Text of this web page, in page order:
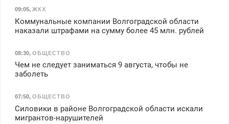
09:05, ЖКХ
Коммунальные компании Волгоградской области
наказали штрафами на сумму более 45 млн. рублей
08:30, ОБЩЕСТВО
Чем не следует заниматься 9 августа, чтобы не
заболеть
07:50, ОБЩЕСТВО
Силовики в районе Волгоградской области искали
мигрантов-нарушителей